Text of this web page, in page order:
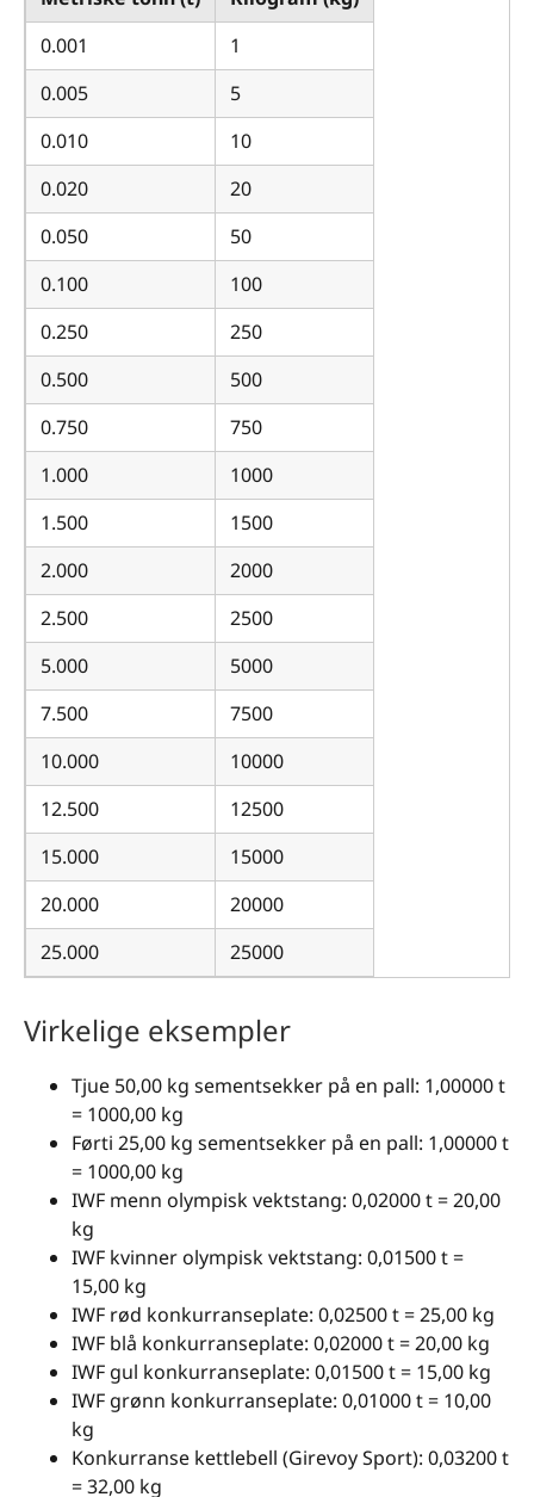
0.001
1
0.005
5
0.010
10
0.020
20
0.050
50
0.100
100
0.250
250
0.500
500
0.750
750
1.000
1000
1.500
1500
2.000
2000
2.500
2500
5.000
5000
7.500
7500
10.000
10000
12.500
12500
15.000
15000
20.000
20000
25.000
25000
Virkelige eksempler
Tjue 50,00 kg sementsekker på en pall: 1,00000 t
= 1000,00 kg
Førti 25,00 kg sementsekker på en pall: 1,00000 t
= 1000,00 kg
IWF menn olympisk vektstang: 0,02000 t = 20,00
kg
IWF kvinner olympisk vektstang: 0,01500 t =
15,00 kg
IWF rød konkurranseplate: 0,02500 t = 25,00 kg
IWF blå konkurranseplate: 0,02000 t = 20,00 kg
IWF gul konkurranseplate: 0,01500 t = 15,00 kg
IWF grønn konkurranseplate: 0,01000 t = 10,00
kg
Konkurranse kettlebell (Girevoy Sport): 0,03200 t
= 32,00 kg